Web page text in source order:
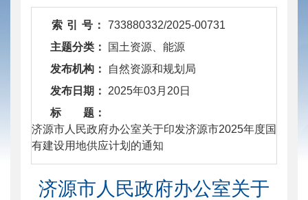
索 引 号：
733880332/2025-00731
主题分类：
国土资源、能源
发布机构：
自然资源和规划局
发布日期：
2025年03月20日
标 题：
​ 济源市人民政府办公室关于印发济源市2025年度国
有建设用地供应计划的通知
济源市人民政府办公室关于